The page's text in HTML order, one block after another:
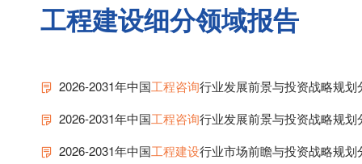
工程建设细分领域报告
2026-2031年中国工程咨询行业发展前景与投资战略规划
2026-2031年中国工程咨询行业发展前景与投资战略规划
2026-2031年中国工程建设行业市场前瞻与投资战略规划